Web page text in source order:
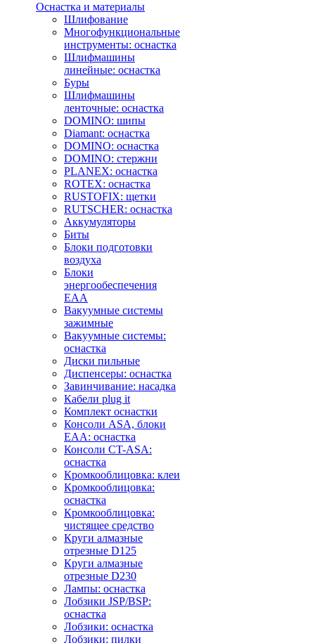
Оснастка и материалы
Шлифование
Многофункциональные
инструменты: оснастка
Шлифмашины
линейные: оснастка
Буры
Шлифмашины
ленточные: оснастка
DOMINO: шипы
Diamant: оснастка
DOMINO: оснастка
DOMINO: стержни
PLANEX: оснастка
ROTEX: оснастка
RUSTOFIX: щетки
RUTSCHER: оснастка
Аккумуляторы
Биты
Блоки подготовки
воздуха
Блоки
энергообеспечения
EAA
Вакуумные системы
зажимные
Вакуумные системы:
оснастка
Диски пильные
Диспенсеры: оснастка
Завинчивание: насадка
Кабели plug it
Комплект оснастки
Консоли ASA, блоки
EAA: оснастка
Консоли CT-ASA:
оснастка
Кромкооблицовка: клеи
Кромкооблицовка:
оснастка
Кромкооблицовка:
чистящее средство
Круги алмазные
отрезные D125
Круги алмазные
отрезные D230
Лампы: оснастка
Лобзики JSP/BSP:
оснастка
Лобзики: оснастка
Лобзики: пилки